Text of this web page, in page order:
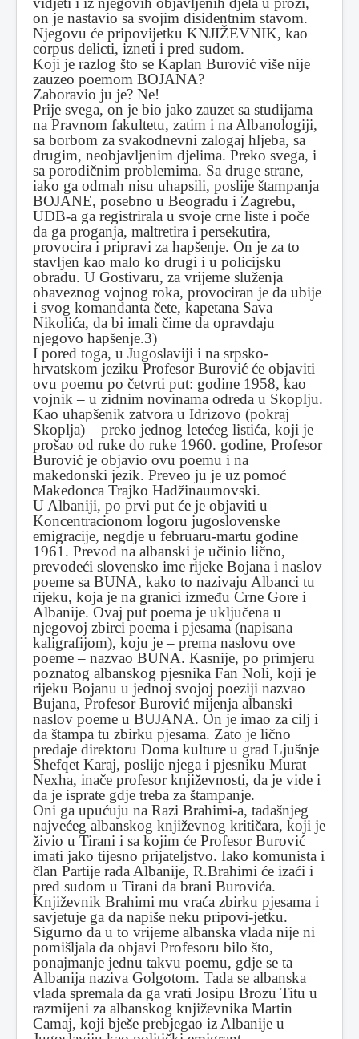
on je nastavio sa svojim disidentnim stavom.
Njegovu će pripovijetku KNJIŽEVNIK, kao
corpus delicti, izneti i pred sudom.
Koji je razlog što se Kaplan Burović više nije
zauzeo poemom BOJANA?
Zaboravio ju je? Ne!
Prije svega, on je bio jako zauzet sa studijama
na Pravnom fakultetu, zatim i na Albanologiji,
sa borbom za svakodnevni zalogaj hljeba, sa
drugim, neobjavljenim djelima. Preko svega, i
sa porodičnim problemima. Sa druge strane,
iako ga odmah nisu uhapsili, poslije štampanja
BOJANE, posebno u Beogradu i Zagrebu,
UDB-a ga registrirala u svoje crne liste i poče
da ga proganja, maltretira i persekutira,
provocira i pripravi za hapšenje. On je za to
stavljen kao malo ko drugi i u policijsku
obradu. U Gostivaru, za vrijeme služenja
obaveznog vojnog roka, provociran je da ubije
i svog komandanta čete, kapetana Sava
Nikolića, da bi imali čime da opravdaju
njegovo hapšenje.3)
I pored toga, u Jugoslaviji i na srpsko-
hrvatskom jeziku Profesor Burović će objaviti
ovu poemu po četvrti put: godine 1958, kao
vojnik – u zidnim novinama odreda u Skoplju.
Kao uhapšenik zatvora u Idrizovo (pokraj
Skoplja) – preko jednog letećeg listića, koji je
prošao od ruke do ruke 1960. godine, Profesor
Burović je objavio ovu poemu i na
makedonski jezik. Preveo ju je uz pomoć
Makedonca Trajko Hadžinaumovski.
U Albaniji, po prvi put će je objaviti u
Koncentracionom logoru jugoslovenske
emigracije, negdje u februaru-martu godine
1961. Prevod na albanski je učinio lično,
prevodeći slovensko ime rijeke Bojana i naslov
poeme sa BUNA, kako to nazivaju Albanci tu
rijeku, koja je na granici između Crne Gore i
Albanije. Ovaj put poema je uključena u
njegovoj zbirci poema i pjesama (napisana
kaligrafijom), koju je – prema naslovu ove
poeme – nazvao BUNA. Kasnije, po primjeru
poznatog albanskog pjesnika Fan Noli, koji je
rijeku Bojanu u jednoj svojoj poeziji nazvao
Bujana, Profesor Burović mijenja albanski
naslov poeme u BUJANA. On je imao za cilj i
da štampa tu zbirku pjesama. Zato je lično
predaje direktoru Doma kulture u grad Ljušnje
Shefqet Karaj, poslije njega i pjesniku Murat
Nexha, inače profesor književnosti, da je vide i
da je isprate gdje treba za štampanje.
Oni ga upućuju na Razi Brahimi-a, tadašnjeg
najvećeg albanskog književnog kritičara, koji je
živio u Tirani i sa kojim će Profesor Burović
imati jako tijesno prijateljstvo. Iako komunista i
član Partije rada Albanije, R.Brahimi će izaći i
pred sudom u Tirani da brani Burovića.
Književnik Brahimi mu vraća zbirku pjesama i
savjetuje ga da napiše neku pripovi-jetku.
Sigurno da u to vrijeme albanska vlada nije ni
pomišljala da objavi Profesoru bilo što,
ponajmanje jednu takvu poemu, gdje se ta
Albanija naziva Golgotom. Tada se albanska
vlada spremala da ga vrati Josipu Brozu Titu u
razmijeni za albanskog književnika Martin
Camaj, koji bješe prebjegao iz Albanije u